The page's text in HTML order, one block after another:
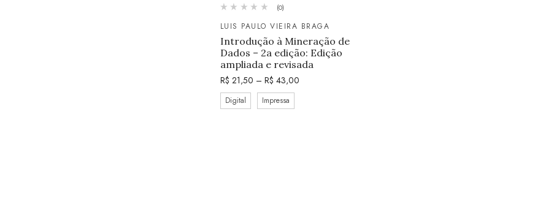
(0)
LUIS PAULO VIEIRA BRAGA
Introdução à Mineração de
Dados – 2a edição: Edição
ampliada e revisada
R$ 21,50 – R$ 43,00
Digital Impressa